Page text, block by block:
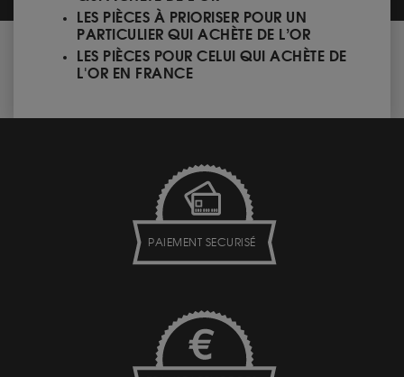
LES PIÈCES À PRIORISER POUR UN
PARTICULIER QUI ACHÈTE DE L’OR
LES PIÈCES POUR CELUI QUI ACHÈTE DE
L'OR EN FRANCE
PAIEMENT SECURISÉ